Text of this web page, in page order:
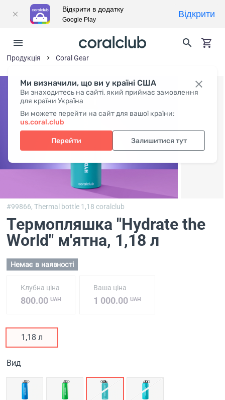
Ми визначили, що ви у країні США
Ви знаходитесь на сайті, який приймає замовлення
для країни Україна
Ви можете перейти на сайт для вашої країни:
us.coral.club
Перейти Залишитися тут
Продукція Coral Gear
#99866,Thermal bottle 1,18 coralclub
Термопляшка "Hydrate the
World" м'ятна, 1,18 л
Немає в наявності
Клубна ціна
800.00 UAH
Ваша ціна
1 000.00UAH
1,18 л
Вид
Відкрити в додатку
Google Play
Відкрити